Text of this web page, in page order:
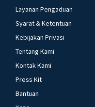
Layanan Pengaduan
Syarat & Ketentuan
Kebijakan Privasi
Tentang Kami
Kontak Kami
Press Kit
Bantuan